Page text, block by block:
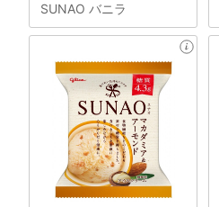
SUNAO バニラ